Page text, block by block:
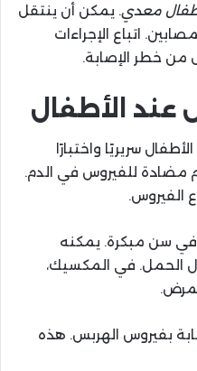
معدي. يمكن أن ينتقل
اتباع الإجراءات
من خطر الإصابة.
الأطفال
سريريًا واختبارًا
مضادة للفيروس في الدم.
الفيروس.
سن مبكرة. يمكنه
الحمل. في المكسيك،
بفيروس الهربس. هذه